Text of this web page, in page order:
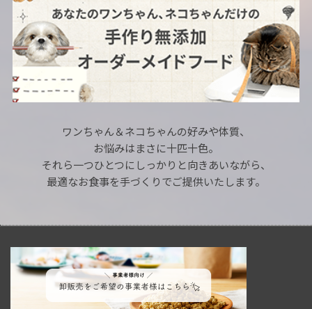
ワンちゃん＆ネコちゃんの好みや体質、
お悩みはまさに十匹十色。
それら一つひとつにしっかりと向きあいながら、
最適なお食事を手づくりでご提供いたします。